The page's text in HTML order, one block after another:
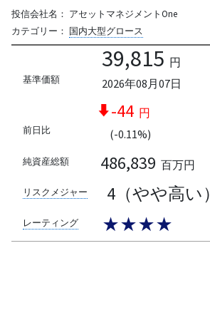
投信会社名： アセットマネジメントOne
カテゴリー： 国内大型グロース
基準価額
39,815 円
2026年08月07日
前日比
-44 円
(-0.11%)
純資産総額 486,839 百万円
リスクメジャー 4（やや高い）
レーティング ★★★★